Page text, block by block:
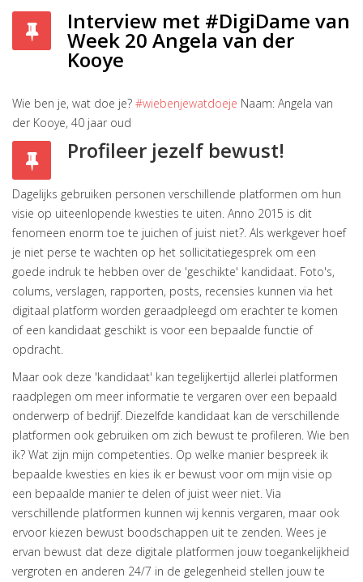
Interview met #DigiDame van
Week 20 Angela van der
Kooye
Wie ben je, wat doe je? #wiebenjewatdoeje Naam: Angela van
der Kooye, 40 jaar oud
Profileer jezelf bewust!
Dagelijks gebruiken personen verschillende platformen om hun
visie op uiteenlopende kwesties te uiten. Anno 2015 is dit
fenomeen enorm toe te juichen of juist niet?. Als werkgever hoef
je niet perse te wachten op het sollicitatiegesprek om een
goede indruk te hebben over de 'geschikte' kandidaat. Foto's,
colums, verslagen, rapporten, posts, recensies kunnen via het
digitaal platform worden geraadpleegd om erachter te komen
of een kandidaat geschikt is voor een bepaalde functie of
opdracht.
Maar ook deze 'kandidaat' kan tegelijkertijd allerlei platformen
raadplegen om meer informatie te vergaren over een bepaald
onderwerp of bedrijf. Diezelfde kandidaat kan de verschillende
platformen ook gebruiken om zich bewust te profileren. Wie ben
ik? Wat zijn mijn competenties. Op welke manier bespreek ik
bepaalde kwesties en kies ik er bewust voor om mijn visie op
een bepaalde manier te delen of juist weer niet. Via
verschillende platformen kunnen wij kennis vergaren, maar ook
ervoor kiezen bewust boodschappen uit te zenden. Wees je
ervan bewust dat deze digitale platformen jouw toegankelijkheid
vergroten en anderen 24/7 in de gelegenheid stellen jouw te